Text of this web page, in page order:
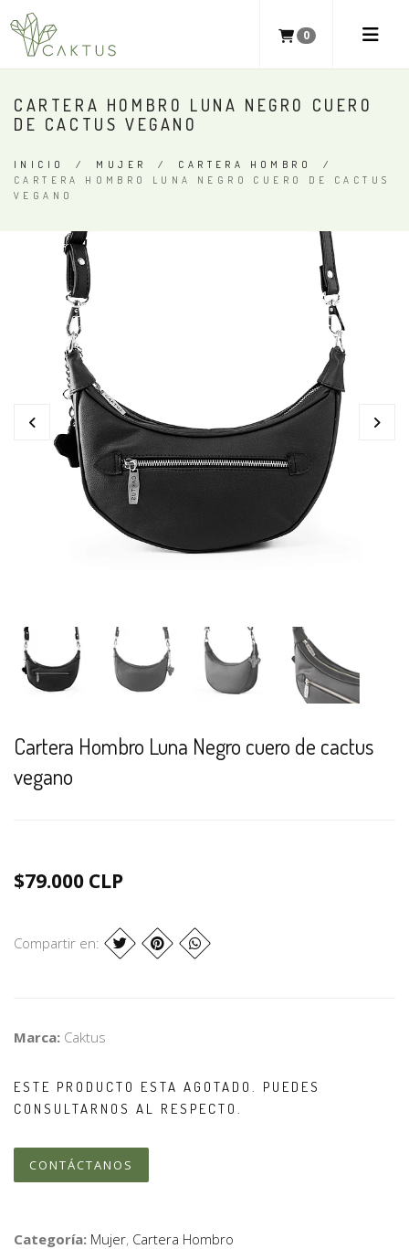
0
CARTERA HOMBRO LUNA NEGRO CUERO
DE CACTUS VEGANO
INICIO / MUJER / CARTERA HOMBRO
/
CARTERA HOMBRO LUNA NEGRO CUERO DE CACTUS
VEGANO
Cartera Hombro Luna Negro cuero de cactus
vegano
$79.000 CLP
Compartir en:
Marca: Caktus
ESTE PRODUCTO ESTA AGOTADO. PUEDES
CONSULTARNOS AL RESPECTO.
CONTÁCTANOS
Categoría: Mujer, Cartera Hombro